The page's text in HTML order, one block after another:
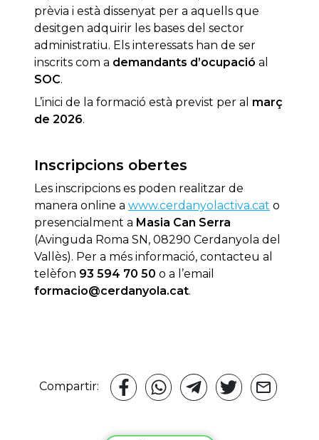
prèvia i està dissenyat per a aquells que
desitgen adquirir les bases del sector
administratiu. Els interessats han de ser
inscrits com a demandants d’ocupació al
SOC.
L’inici de la formació està previst per al març
de 2026.
Inscripcions obertes
Les inscripcions es poden realitzar de
manera online a www.cerdanyolactiva.cat o
presencialment a Masia Can Serra
(Avinguda Roma SN, 08290 Cerdanyola del
Vallès). Per a més informació, contacteu al
telèfon 93 594 70 50 o a l’email
formacio@cerdanyola.cat.
Compartir: